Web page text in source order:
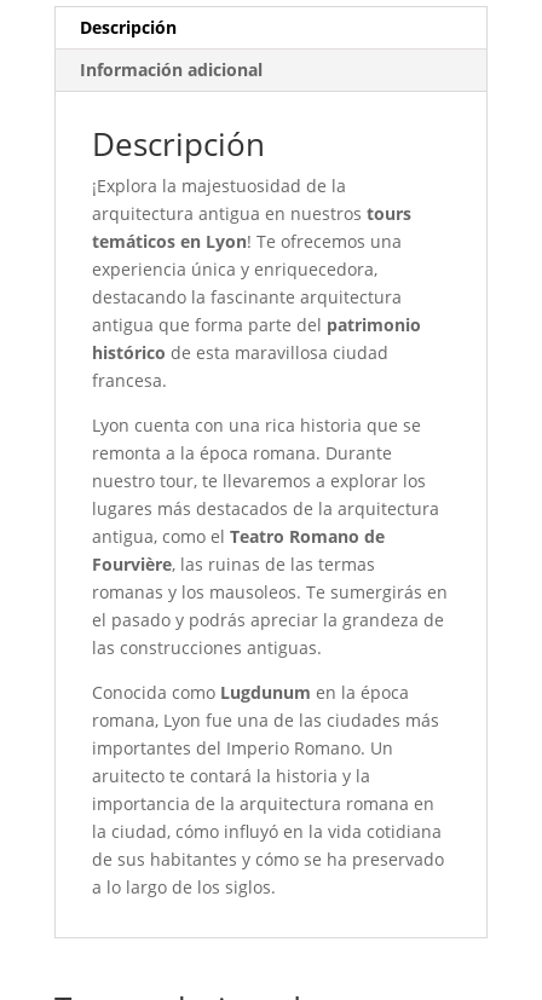
Descripción
Información adicional
Descripción
¡Explora la majestuosidad de la
arquitectura antigua en nuestros tours
temáticos en Lyon! Te ofrecemos una
experiencia única y enriquecedora,
destacando la fascinante arquitectura
antigua que forma parte del patrimonio
histórico de esta maravillosa ciudad
francesa.
Lyon cuenta con una rica historia que se
remonta a la época romana. Durante
nuestro tour, te llevaremos a explorar los
lugares más destacados de la arquitectura
antigua, como el Teatro Romano de
Fourvière, las ruinas de las termas
romanas y los mausoleos. Te sumergirás en
el pasado y podrás apreciar la grandeza de
las construcciones antiguas.
Conocida como Lugdunum en la época
romana, Lyon fue una de las ciudades más
importantes del Imperio Romano. Un
aruitecto te contará la historia y la
importancia de la arquitectura romana en
la ciudad, cómo influyó en la vida cotidiana
de sus habitantes y cómo se ha preservado
a lo largo de los siglos.